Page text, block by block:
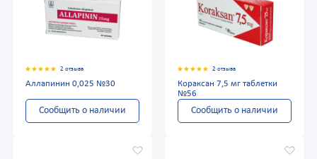
2 отзыва
Аллапинин 0,025 №30
Сообщить о наличии
2 отзыва
Кораксан 7,5 мг таблетки
№56
Сообщить о наличии